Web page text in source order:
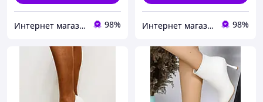
Интернет магазин "Ножки в одежке" 98% Интернет магазин "Ножки в одежке" 98%